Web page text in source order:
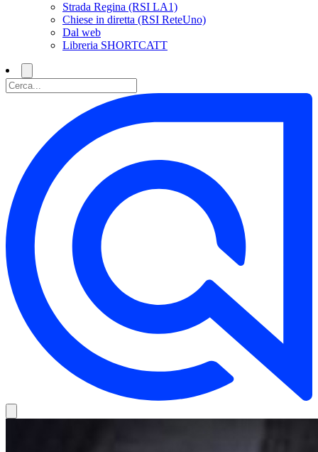
Strada Regina (RSI LA1)
Chiese in diretta (RSI ReteUno)
Dal web
Libreria SHORTCATT